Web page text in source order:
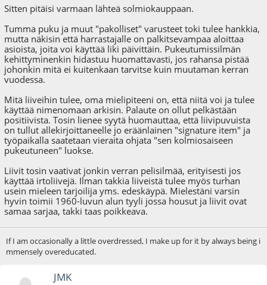
Sitten pitäisi varmaan lähteä solmiokauppaan.
Tumma puku ja muut "pakolliset" varusteet toki tulee hankkia,
mutta näkisin että harrastajalle on palkitsevampaa aloittaa
asioista, joita voi käyttää liki päivittäin. Pukeutumissilmän
kehittyminenkin hidastuu huomattavasti, jos rahansa pistää
johonkin mitä ei kuitenkaan tarvitse kuin muutaman kerran
vuodessa.
Mitä liiveihin tulee, oma mielipiteeni on, että niitä voi ja tulee
käyttää nimenomaan arkisin. Palaute on ollut pelkästään
positiivista. Tosin lienee syytä huomauttaa, että liivipuvuista
on tullut allekirjoittaneelle jo eräänlainen "signature item" ja
työpaikalla saatetaan vieraita ohjata "sen kolmiosaiseen
pukeutuneen" luokse.
Liivit tosin vaativat jonkin verran pelisilmää, erityisesti jos
käyttää irtoliivejä. Ilman takkia liiveistä tulee myös turhan
usein mieleen tarjoilija yms. edeskäypä. Mielestäni varsin
hyvin toimii 1960-luvun alun tyyli jossa housut ja liivit ovat
samaa sarjaa, takki taas poikkeava.
If I am occasionally a little overdressed, I make up for it by always being i
mmensely overeducated.
JMK